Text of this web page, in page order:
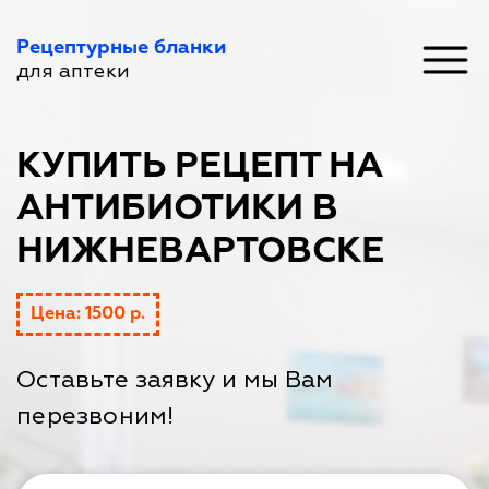
Рецептурные бланки
для аптеки
КУПИТЬ РЕЦЕПТ НА
АНТИБИОТИКИ В
НИЖНЕВАРТОВСКЕ
Цена: 1500 р.
Оставьте заявку и мы Вам
перезвоним!